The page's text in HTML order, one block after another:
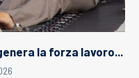
la forza lavoro...